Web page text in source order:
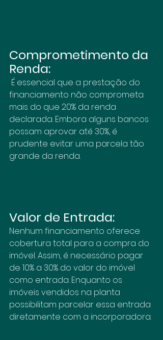
Comprometimento da
Renda:
financiamento não comprometa
mais do que 20% da renda
declarada. Embora alguns bancos
possam aprovar até 30%, é
prudente evitar uma parcela tão
grande da renda.
Valor de Entrada:
Nenhum financiamento oferece
cobertura total para a compra do
imóvel. Assim, é necessário pagar
de 10% a 30% do valor do imóvel
como entrada. Enquanto os
imóveis vendidos na planta
possibilitam parcelar essa entrada
diretamente com a incorporadora.